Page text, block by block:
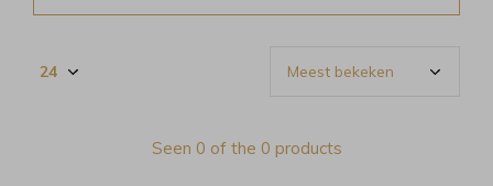
Seen 0 of the 0 products